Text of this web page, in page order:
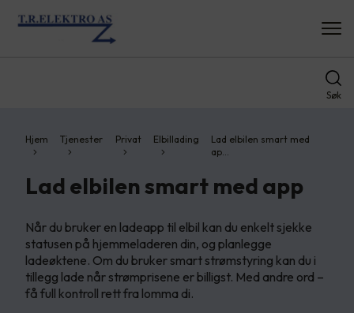
Søk
Hjem Tjenester Privat Elbillading
Lad elbilen smart med
ap…
Lad elbilen smart med app
Når du bruker en ladeapp til elbil kan du enkelt sjekke
statusen på hjemmeladeren din, og planlegge
ladeøktene. Om du bruker smart strømstyring kan du i
tillegg lade når strømprisene er billigst. Med andre ord –
få full kontroll rett fra lomma di.